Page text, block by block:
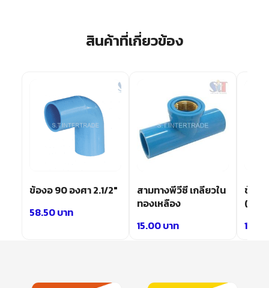
สินค้าที่เกี่ยวข้อง
ข้องอ 90 องศา 2.1/2″
58.50บาท
สามทางพีวีซี เกลียวใน
ทองเหลือง
15.00บาท
ข้อต่
(เกลี